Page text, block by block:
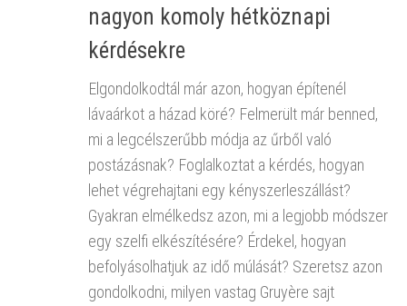
nagyon komoly hétköznapi
kérdésekre
Elgondolkodtál már azon, hogyan építenél
lávaárkot a házad köré? Felmerült már benned,
mi a legcélszerűbb módja az űrből való
postázásnak? Foglalkoztat a kérdés, hogyan
lehet végrehajtani egy kényszerleszállást?
Gyakran elmélkedsz azon, mi a legjobb módszer
egy szelfi elkészítésére? Érdekel, hogyan
befolyásolhatjuk az idő múlását? Szeretsz azon
gondolkodni, milyen vastag Gruyère sajt